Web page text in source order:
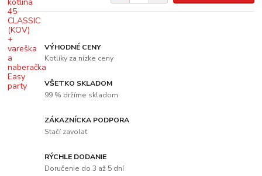
VÝHODNÉ CENY
Kotlíky za nízke ceny
VŠETKO SKLADOM
99 % držíme skladom
ZÁKAZNÍCKA PODPORA
Stačí zavolať
RÝCHLE DODANIE
Doručenie do 3 až 5 dní